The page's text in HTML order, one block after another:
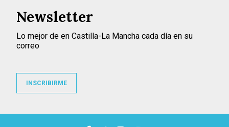
Newsletter
Lo mejor de en Castilla-La Mancha cada día en su
correo
INSCRIBIRME